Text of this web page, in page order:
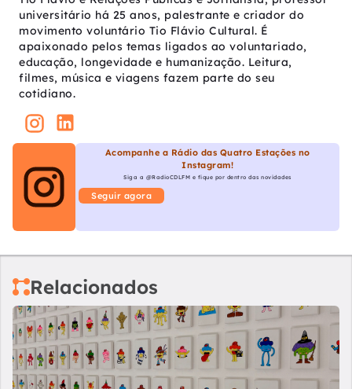
universitário há 25 anos, palestrante e criador do
movimento voluntário Tio Flávio Cultural. É
apaixonado pelos temas ligados ao voluntariado,
educação, longevidade e humanização. Leitura,
filmes, música e viagens fazem parte do seu
cotidiano.
Acompanhe a Rádio das Quatro Estações no
Instagram!
Siga a @RadioCDLFM e fique por dentro das novidades
Seguir agora
Relacionados